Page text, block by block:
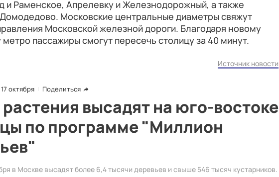
и Раменское, Апрелевку и Железнодорожный, а также
Московские центральные диаметры свяжут
Московской железной дороги. Благодаря новому
пассажиры смогут пересечь столицу за 40 минут.
Источник новости
17 октября Поделиться
высадят на юго-востоке
по программе "Миллион
в Москве высадят более 6,4 тысячи деревьев и свыше 546 тысяч кустарников.